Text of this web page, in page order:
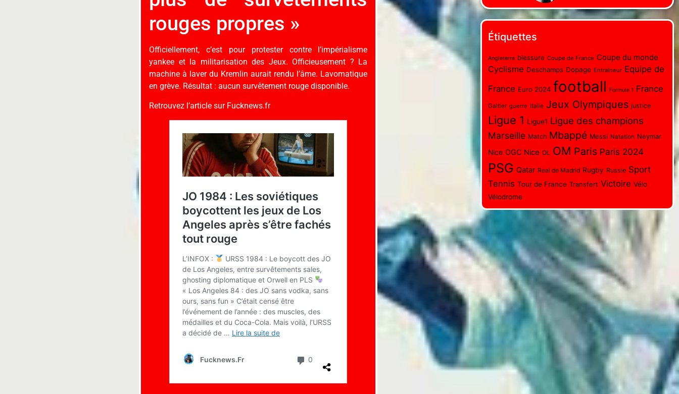
rouges propres »
Officiellement, c’est pour protester contre l’impérialisme
yankee et la militarisation des Jeux. Officieusement ? La
machine à laver du Kremlin aurait rendu l’âme. Lavomatique
en grève. Résultat : aucun survêtement rouge disponible.
Retrouvez l’article sur Fucknews.fr
Étiquettes
Angleterre blessure Coupe de France Coupe du monde
Cyclisme Deschamps Dopage Entraîneur Equipe de
France Euro 2024 football Formule 1 France
Galtier guerre Italie Jeux Olympiques justice
Ligue 1 Ligue1 Ligue des champions
Marseille Match Mbappé Messi Natation Neymar
Nice OGC Nice OL OM Paris Paris 2024
PSG Qatar Real de Madrid Rugby Russie Sport
Tennis Tour de France Transfert Victoire Vélo
Vélodrome